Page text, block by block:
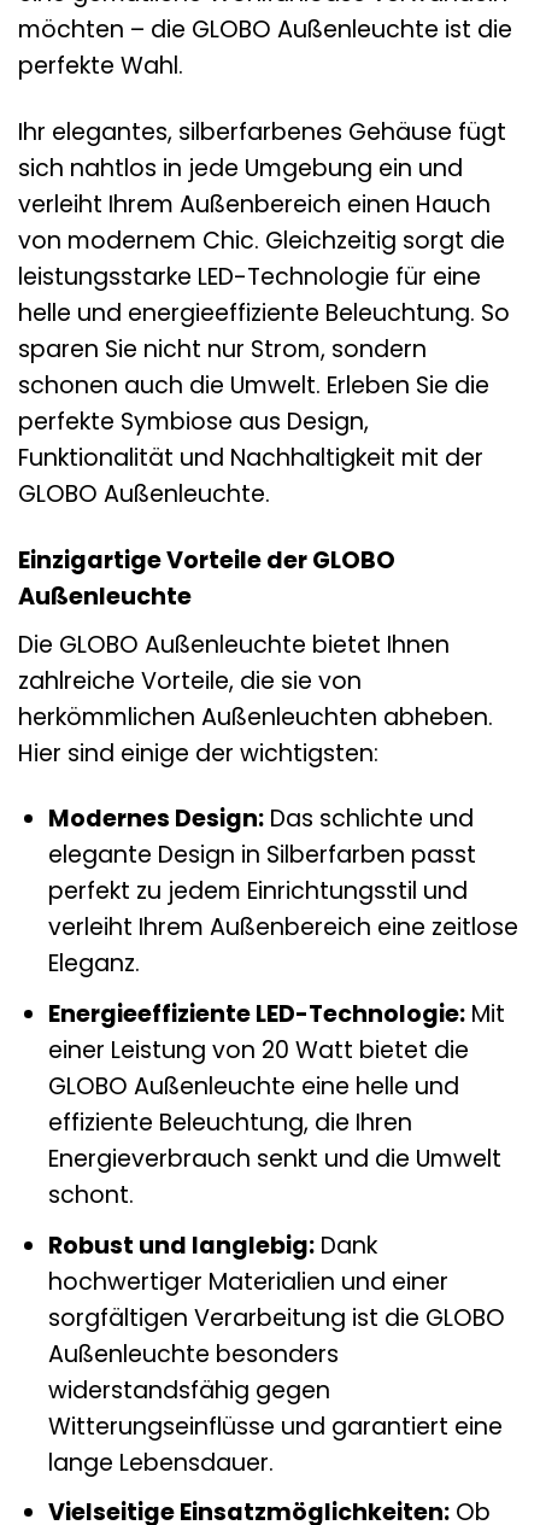
möchten – die GLOBO Außenleuchte ist die
perfekte Wahl.
Ihr elegantes, silberfarbenes Gehäuse fügt
sich nahtlos in jede Umgebung ein und
verleiht Ihrem Außenbereich einen Hauch
von modernem Chic. Gleichzeitig sorgt die
leistungsstarke LED-Technologie für eine
helle und energieeffiziente Beleuchtung. So
sparen Sie nicht nur Strom, sondern
schonen auch die Umwelt. Erleben Sie die
perfekte Symbiose aus Design,
Funktionalität und Nachhaltigkeit mit der
GLOBO Außenleuchte.
Einzigartige Vorteile der GLOBO
Außenleuchte
Die GLOBO Außenleuchte bietet Ihnen
zahlreiche Vorteile, die sie von
herkömmlichen Außenleuchten abheben.
Hier sind einige der wichtigsten:
Modernes Design:Das schlichte und
elegante Design in Silberfarben passt
perfekt zu jedem Einrichtungsstil und
verleiht Ihrem Außenbereich eine zeitlose
Eleganz.
Energieeffiziente LED-Technologie:Mit
einer Leistung von 20 Watt bietet die
GLOBO Außenleuchte eine helle und
effiziente Beleuchtung, die Ihren
Energieverbrauch senkt und die Umwelt
schont.
Robust und langlebig:Dank
hochwertiger Materialien und einer
sorgfältigen Verarbeitung ist die GLOBO
Außenleuchte besonders
widerstandsfähig gegen
Witterungseinflüsse und garantiert eine
lange Lebensdauer.
Vielseitige Einsatzmöglichkeiten:Ob